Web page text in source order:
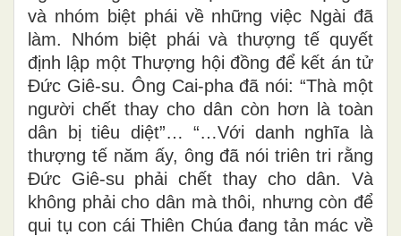
và nhóm biệt phái về những việc Ngài đã
làm. Nhóm biệt phái và thượng tế quyết
định lập một Thượng hội đồng để kết án tử
Đức Giê-su. Ông Cai-pha đã nói: “Thà một
người chết thay cho dân còn hơn là toàn
dân bị tiêu diệt”… “…Với danh nghĩa là
thượng tế năm ấy, ông đã nói triên tri rằng
Đức Giê-su phải chết thay cho dân. Và
không phải cho dân mà thôi, nhưng còn để
qui tụ con cái Thiên Chúa đang tản mác về